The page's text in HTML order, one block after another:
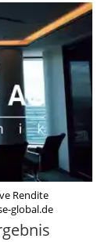
Rendite
global.de